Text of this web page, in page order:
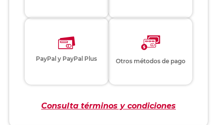
PayPal y PayPal Plus Otros métodos de pago
Consulta términos y condiciones